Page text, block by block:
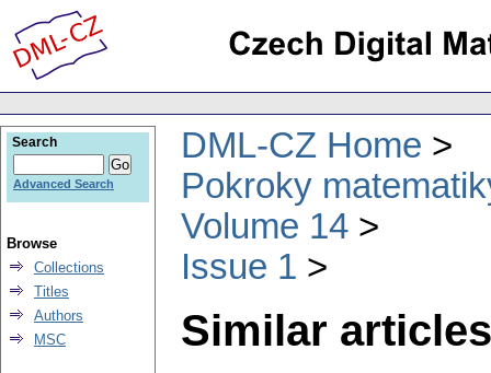
DML-CZ Home
Pokroky
Volume 14
Issue 1
Similar
Search
Advanced Search
Browse
Collections
Titles
Authors
MSC